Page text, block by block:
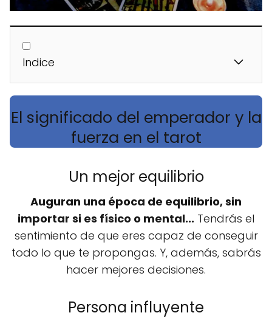
Indice
El significado del emperador y la
fuerza en el tarot
Un mejor equilibrio
Auguran una época de equilibrio, sin
importar si es físico o mental... Tendrás el
sentimiento de que eres capaz de conseguir
todo lo que te propongas. Y, además, sabrás
hacer mejores decisiones.
Persona influyente